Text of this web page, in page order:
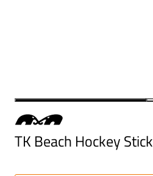
TK Beach Hockey Stick